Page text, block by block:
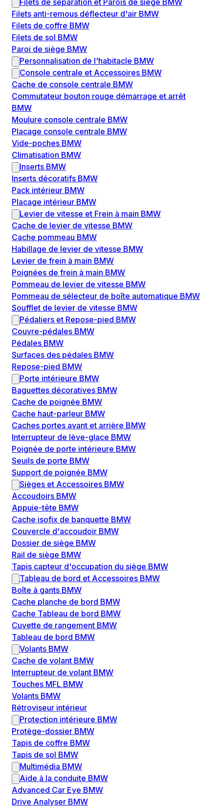
Filets de séparation et Parois de siège BMW
Filets anti-remous déflecteur d'air BMW
Filets de coffre BMW
Filets de sol BMW
Paroi de siège BMW
Personnalisation de l'habitacle BMW
Console centrale et Accessoires BMW
Cache de console centrale BMW
Commutateur bouton rouge démarrage et arrêt
BMW
Moulure console centrale BMW
Placage console centrale BMW
Vide-poches BMW
Climatisation BMW
Inserts BMW
Inserts décoratifs BMW
Pack intérieur BMW
Placage intérieur BMW
Levier de vitesse et Frein à main BMW
Cache de levier de vitesse BMW
Cache pommeau BMW
Habillage de levier de vitesse BMW
Levier de frein à main BMW
Poignées de frein à main BMW
Pommeau de levier de vitesse BMW
Pommeau de sélecteur de boîte automatique BMW
Soufflet de levier de vitesse BMW
Pédaliers et Repose-pied BMW
Couvre-pédales BMW
Pédales BMW
Surfaces des pédales BMW
Repose-pied BMW
Porte intérieure BMW
Baguettes décoratives BMW
Cache de poignée BMW
Cache haut-parleur BMW
Caches portes avant et arrière BMW
Interrupteur de lève-glace BMW
Poignée de porte intérieure BMW
Seuils de porte BMW
Support de poignée BMW
Sièges et Accessoires BMW
Accoudoirs BMW
Appuie-tête BMW
Cache isofix de banquette BMW
Couvercle d'accoudoir BMW
Dossier de siège BMW
Rail de siège BMW
Tapis capteur d'occupation du siège BMW
Tableau de bord et Accessoires BMW
Boîte à gants BMW
Cache planche de bord BMW
Cache Tableau de bord BMW
Cuvette de rangement BMW
Tableau de bord BMW
Volants BMW
Cache de volant BMW
Interrupteur de volant BMW
Touches MFL BMW
Volants BMW
Rétroviseur intérieur
Protection intérieure BMW
Protège-dossier BMW
Tapis de coffre BMW
Tapis de sol BMW
Multimédia BMW
Aide à la conduite BMW
Advanced Car Eye BMW
Drive Analyser BMW